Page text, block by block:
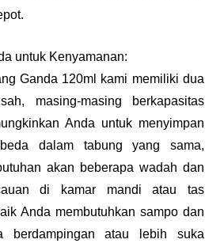
untuk Kenyamanan:
Ganda 120ml kami memiliki dua
masing-masing berkapasitas
Anda untuk menyimpan
dalam tabung yang sama,
akan beberapa wadah dan
di kamar mandi atau tas
Anda membutuhkan sampo dan
berdampingan atau lebih suka